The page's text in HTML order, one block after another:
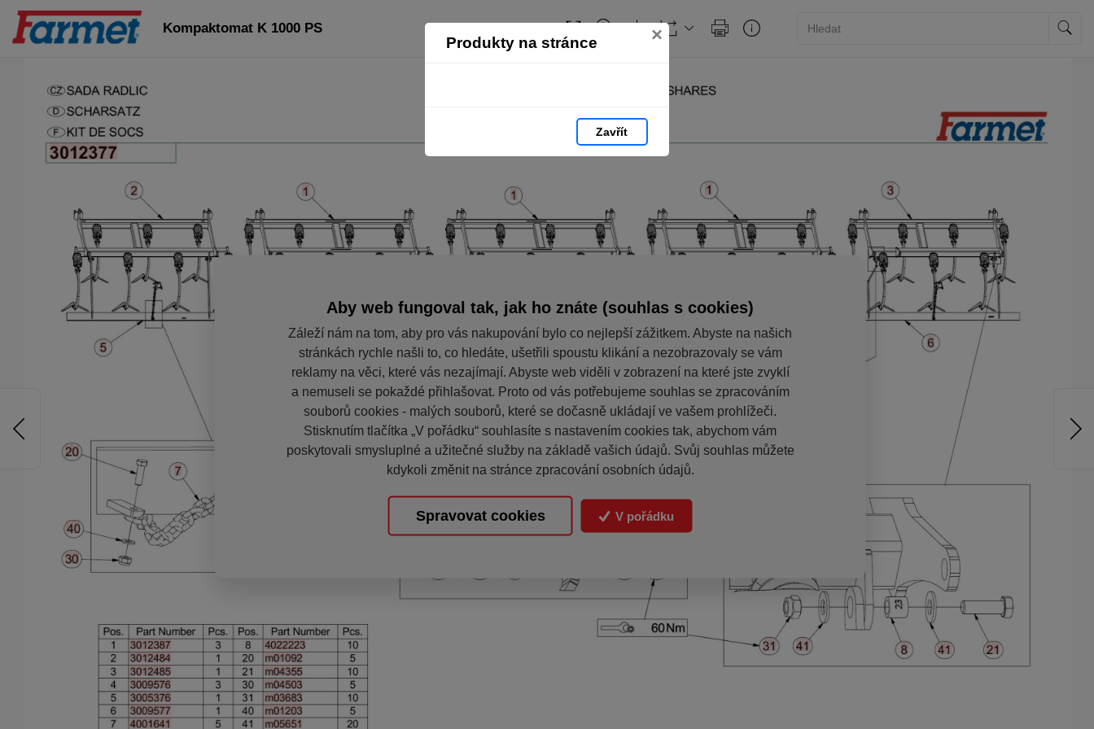
Produkty na stránce ×
Zavřít
Kompaktomat K 1000 PS
Aby web fungoval tak, jak ho znáte (souhlas s cookies)
Záleží nám na tom, aby pro vás nakupování bylo co nejlepší zážitkem. Abyste na našich
stránkách rychle našli to, co hledáte, ušetřili spoustu klikání a nezobrazovaly se vám
reklamy na věci, které vás nezajímají. Abyste web viděli v zobrazení na které jste zvyklí
a nemuseli se pokaždé přihlašovat. Proto od vás potřebujeme souhlas se zpracováním
souborů cookies - malých souborů, které se dočasně ukládají ve vašem prohlížeči.
Stisknutím tlačítka „V pořádku“ souhlasíte s nastavením cookies tak, abychom vám
poskytovali smysluplné a užitečné služby na základě vašich údajů. Svůj souhlas můžete
kdykoli změnit na stránce zpracování osobních údajů.
Spravovat cookies V pořádku